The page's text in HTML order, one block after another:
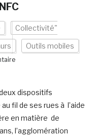
Collectivité"
Outils mobiles
dispositifs
fil de ses rues à l’aide
en matière de
l’agglomération